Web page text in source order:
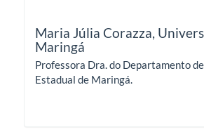
Maria Júlia Corazza,
Maringá
Professora Dra. do Departamento
Estadual de Maringá.